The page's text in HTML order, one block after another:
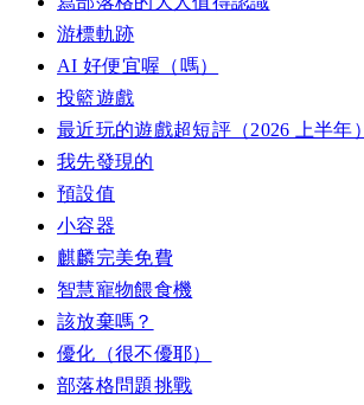
游標軌跡
AI 好便宜喔（嗎）
投籃遊戲
最近玩的遊戲超短評（2026 上半年）
我先發現的
預設值
小容器
麒麟完美免費
智慧寵物餵食機
該放棄嗎？
優化（很不優耶）
部落格問題挑戰